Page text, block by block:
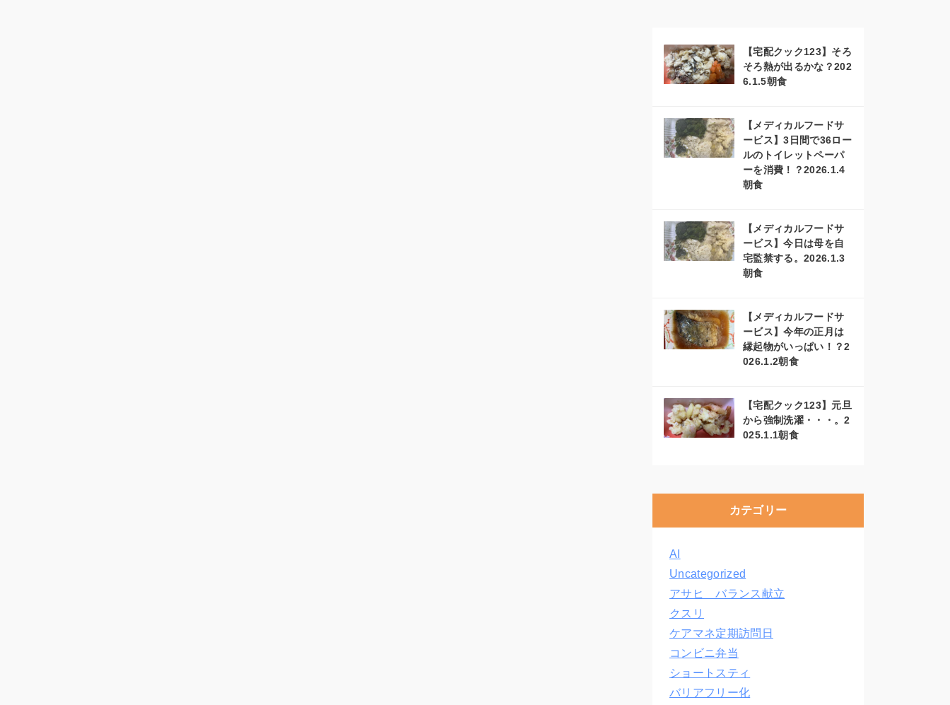
【宅配クック123】そろ
そろ熱が出るかな？202
6.1.5朝食
【メディカルフードサ
ービス】3日間で36ロー
ルのトイレットペーパ
ーを消費！？2026.1.4
朝食
【メディカルフードサ
ービス】今日は母を自
宅監禁する。2026.1.3
朝食
【メディカルフードサ
ービス】今年の正月は
縁起物がいっぱい！？2
026.1.2朝食
【宅配クック123】元旦
から強制洗濯・・・。2
025.1.1朝食
カテゴリー
AI
Uncategorized
アサヒ バランス献立
クスリ
ケアマネ定期訪問日
コンビニ弁当
ショートスティ
バリアフリー化